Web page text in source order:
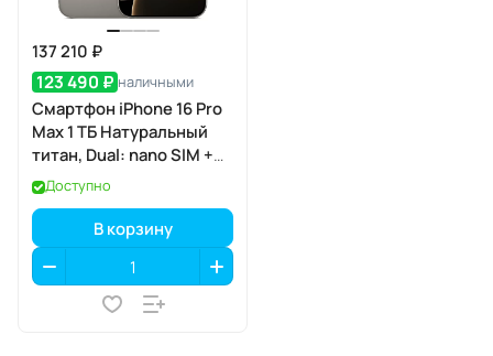
137 210 ₽
123 490 ₽ наличными
Смартфон iPhone 16 Pro
Max 1 ТБ Натуральный
титан, Dual: nano SIM +
eSIM
Доступно
В корзину